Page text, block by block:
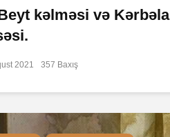
kəlməsi və Kərbəla
2021 357 Baxış